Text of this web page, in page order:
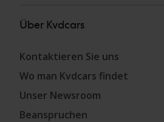
Über Kvdcars
Kontaktieren Sie uns
Wo man Kvdcars findet
Unser Newsroom
Beanspruchen